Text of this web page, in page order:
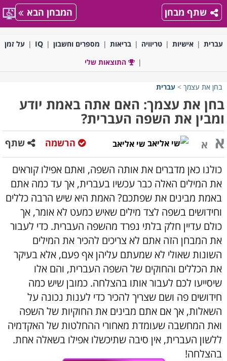
שתף מבחן המבחן הבא
עברית אישיות טריוויה בריאות מספרים וחשבון IQ
על זמן
התוצאות שלי
בחן את עצמך > עברית
בחן את עצמך: האם אתה באמת יודע
ומבין את השפה העברית?
א א שי אליאב שתף הרשמה
כולנו כאן מדברים את אותה השפה, ואתם אפילו קוראים
את המילים האלה כבר עכשיו בעברית, אך עד כמה אתם
באמת מבינים את שפתכם? האמת היא שיש הרבה כללים
וחידושים בשפה לצד מילים שאיש כמעט לא אומר, אך
כולם עדיין חלק בלתי נפרד מהשפה העברית. כדי לעבור
את המבחן הזה אתם לא צריכים להכיר את המילים
השונות שאולי לא שמעתם עליהן אף פעם, אלא בעיקר
את הכללים והחוקים של השפה העברית, והם אלו
שיסייעו לכם לעבור אותו בהצלחה. כמובן שיש כמה
חידושים פה ושם שצריך להכיר כדי לענות נכונה על
השאלות, אך אם אתם מבינים את החוקיות של השפה
ואת המחשבה שעומדת מאחורי ההחלטות של האקדמיה
ללשון העברית, אין סיבה שתיכשלו אפילו בשאלה אחת.
בהצלחה!